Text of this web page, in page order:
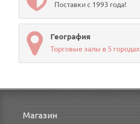
Поставки с 1993 года!
География
Торговые залы в 5 городах
Магазин